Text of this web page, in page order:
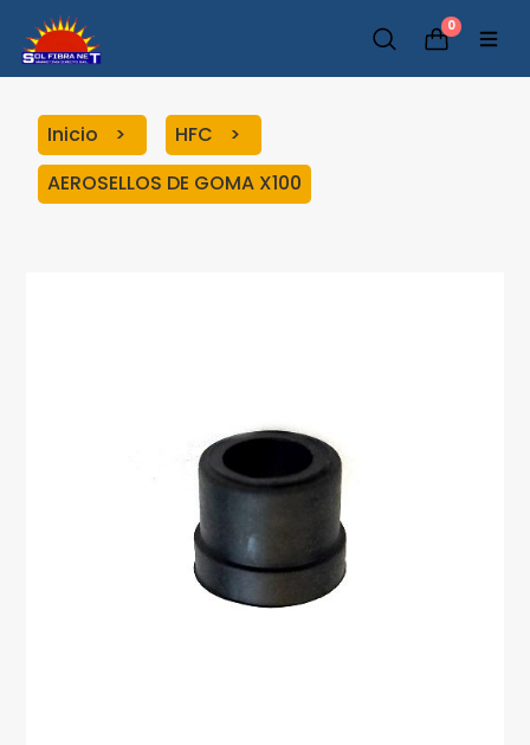
0
Inicio
HFC
AEROSELLOS DE GOMA X100